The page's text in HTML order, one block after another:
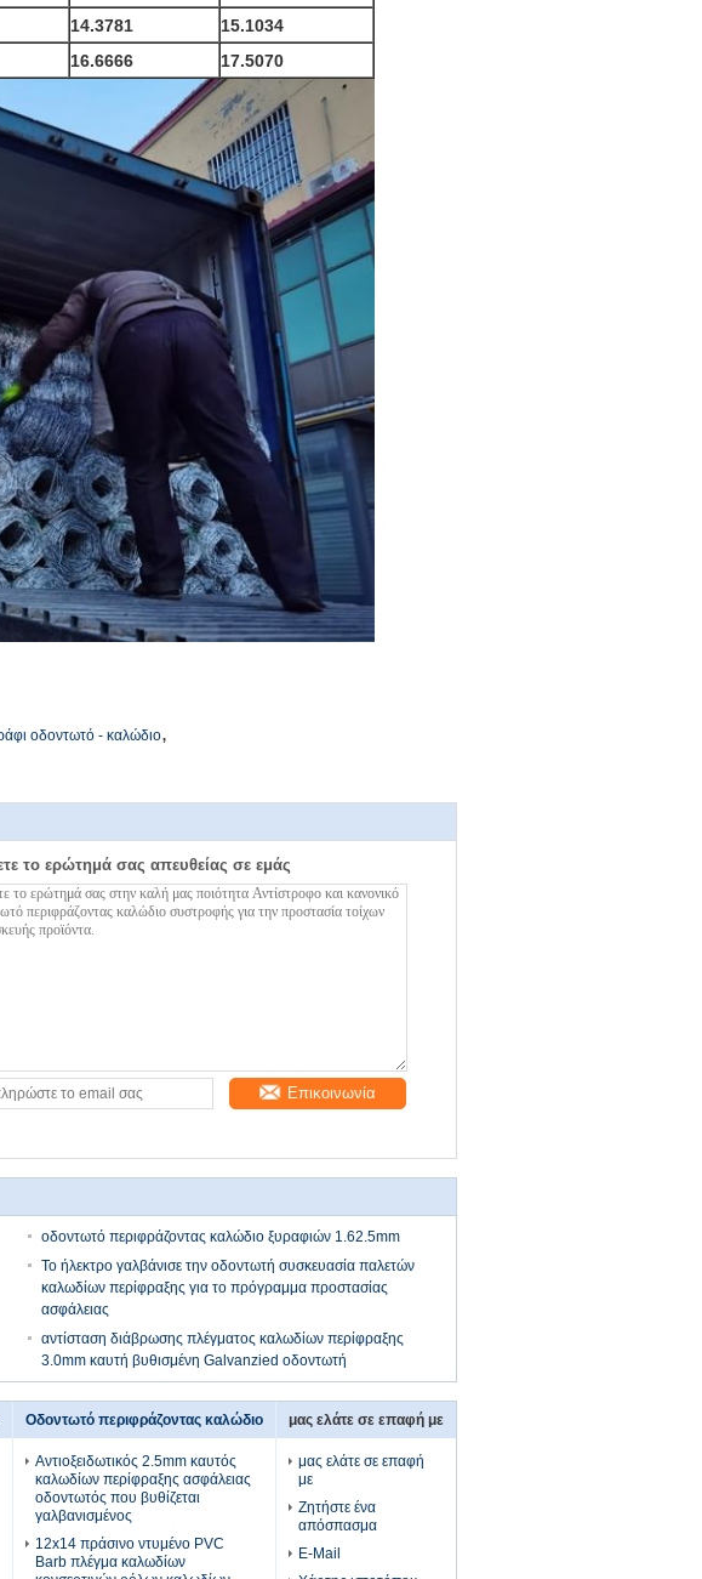
14.3781
15.1034
16.6666 17.5070
οδοντωτό - καλώδιο,
το ερώτημά σας απευθείας σε εμάς
Επικοινωνία
οδοντωτό περιφράζοντας καλώδιο ξυραφιών 1.62.5mm
Το ήλεκτρο γαλβάνισε την οδοντωτή συσκευασία παλετών
καλωδίων περίφραξης για το πρόγραμμα προστασίας
ασφάλειας
αντίσταση διάβρωσης πλέγματος καλωδίων περίφραξης
3.0mm καυτή βυθισμένη Galvanzied οδοντωτή
Οδοντωτό περιφράζοντας καλώδιο
Αντιοξειδωτικός 2.5mm καυτός
καλωδίων περίφραξης ασφάλειας
οδοντωτός που βυθίζεται
γαλβανισμένος
12x14 πράσινο ντυμένο PVC
Barb πλέγμα καλωδίων
μας ελάτε σε επαφή με
μας ελάτε σε επαφή
με
Ζητήστε ένα
απόσπασμα
E-Mail